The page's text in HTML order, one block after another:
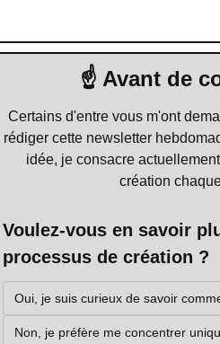
☝️ Avant de
Certains d'entre vous m'ont
rédiger cette newsletter
idée, je consacre
création
Voulez-vous en savoir
processus de création ?
Oui, je suis curieux de savoir
Non, je préfère me concentrer